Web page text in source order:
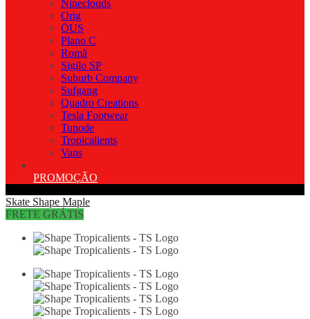
Nineclouds
Orig
ÖUS
Plano C
Romã
Sigilo SP
Suburb Company
Sufgang
Quadro Creations
Tesla Footwear
Tupode
Tropicalients
Vans
PROMOÇÃO
Skate Shape Maple
FRETE GRÁTIS